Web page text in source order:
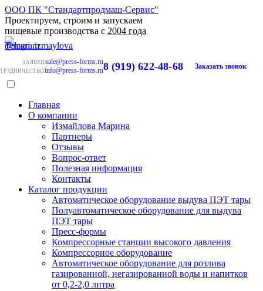
ООО ПК "Стандартпродмаш-Сервис"
Проектируем, строим и запускаем
пищевые производства с 2004 года
ЗАЯВКИ sale@press-forms.ru
info@press-forms.ru8 (919) 622-48-68 Заказать звонок
Главная
О компании
Измайлова Марина
Партнеры
Отзывы
Вопрос-ответ
Полезная информация
Контакты
Каталог продукции
Автоматическое оборудование выдува ПЭТ тары
Полуавтоматическое оборудование для выдува
ПЭТ тары
Пресс-формы
Компрессорные станции высокого давления
Компрессорное оборудование
Автоматическое оборудование для розлива
газированной, негазированной воды и напитков
от 0,2-2,0 литра